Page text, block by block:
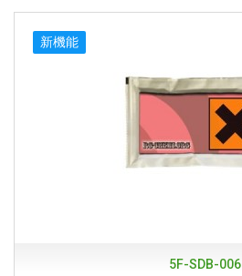
新機能
5F-SDB-006